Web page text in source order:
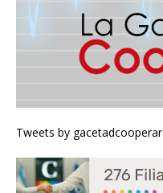
Tweets by gacetadcooperar